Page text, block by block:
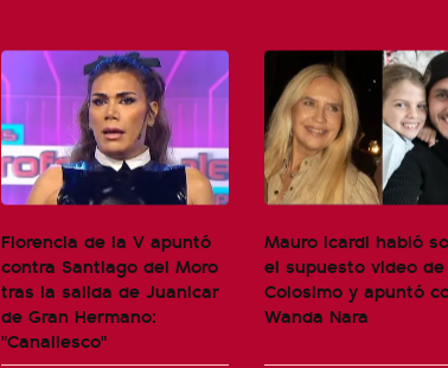
Florencia de la V apuntó
contra Santiago del Moro
tras la salida de Juanicar
de Gran Hermano:
"Canallesco"
Mauro Icardi habló
el supuesto video de
Colosimo y apuntó
Wanda Nara